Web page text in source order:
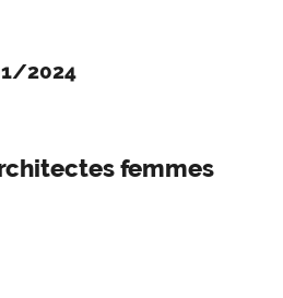
2024
femmes